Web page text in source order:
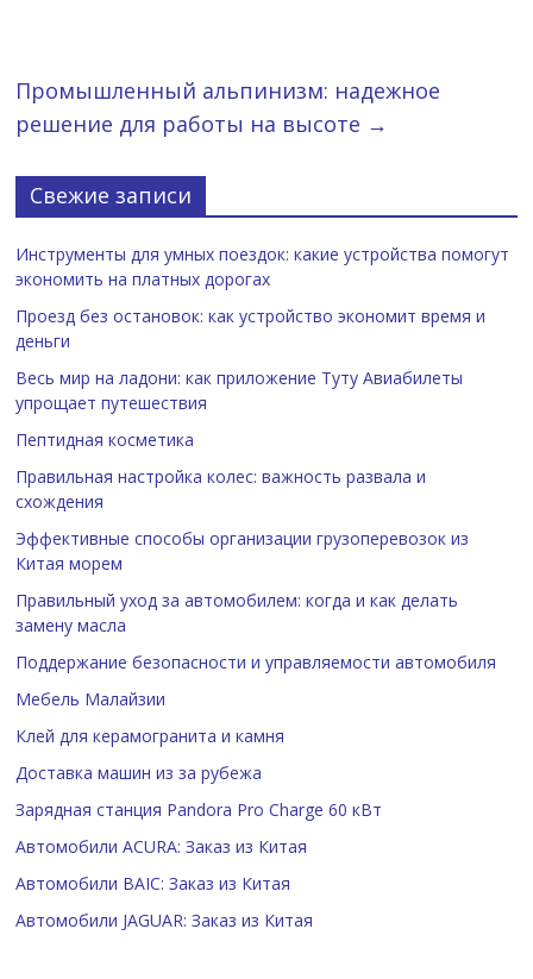
Промышленный альпинизм: надежное
решение для работы на высоте →
Свежие записи
Инструменты для умных поездок: какие устройства помогут
экономить на платных дорогах
Проезд без остановок: как устройство экономит время и
деньги
Весь мир на ладони: как приложение Туту Авиабилеты
упрощает путешествия
Пептидная косметика
Правильная настройка колес: важность развала и
схождения
Эффективные способы организации грузоперевозок из
Китая морем
Правильный уход за автомобилем: когда и как делать
замену масла
Поддержание безопасности и управляемости автомобиля
Мебель Малайзии
Клей для керамогранита и камня
Доставка машин из за рубежа
Зарядная станция Pandora Pro Charge 60 кВт
Автомобили ACURA: Заказ из Китая
Автомобили BAIC: Заказ из Китая
Автомобили JAGUAR: Заказ из Китая